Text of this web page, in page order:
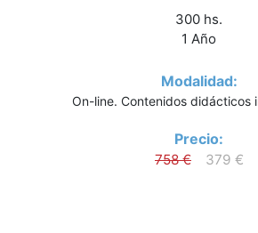
300 hs.
1 Año
Modalidad:
On-line. Contenidos didácticos
Precio:
758 € 379 €